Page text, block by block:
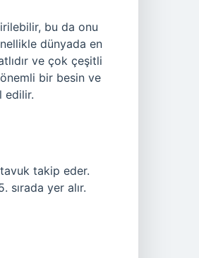
bu da onu
dünyada en
ve çok çeşitli
bir besin ve
edilir.
takip eder.
sırada yer alır.